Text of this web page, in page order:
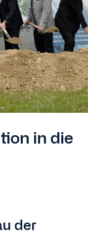
in die
der